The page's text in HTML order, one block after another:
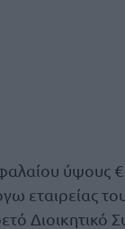
ύψους
εταιρείας
Διοικητικό